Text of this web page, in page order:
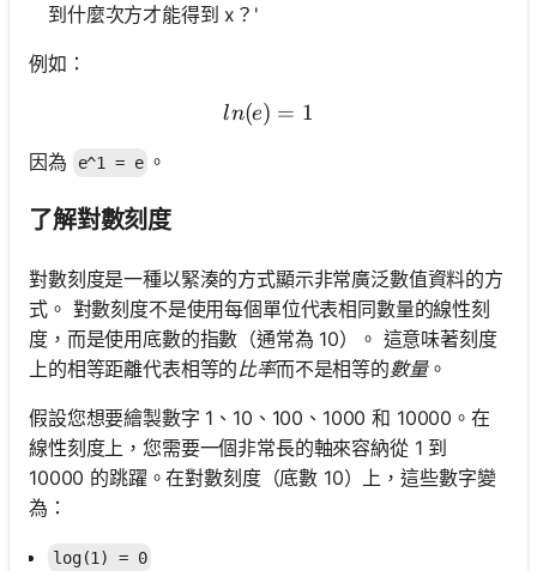
到什麼次方才能得到 x？'
例如：
ln(e) = 1
ln(e) = 1
因為 e^1 = e 。
了解對數刻度
對數刻度是一種以緊湊的方式顯示非常廣泛數值資料的方
式。 對數刻度不是使用每個單位代表相同數量的線性刻
度，而是使用底數的指數（通常為 10）。 這意味著刻度
上的相等距離代表相等的比率而不是相等的數量。
假設您想要繪製數字 1、10、100、1000 和 10000。在
線性刻度上，您需要一個非常長的軸來容納從 1 到
10000 的跳躍。在對數刻度（底數 10）上，這些數字變
為：
log(1) = 0